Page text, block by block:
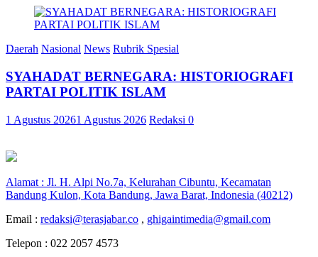
Daerah Nasional News Rubrik Spesial
SYAHADAT BERNEGARA: HISTORIOGRAFI
PARTAI POLITIK ISLAM
1 Agustus 20261 Agustus 2026 Redaksi 0
Alamat : Jl. H. Alpi No.7a, Kelurahan Cibuntu, Kecamatan
Bandung Kulon, Kota Bandung, Jawa Barat, Indonesia (40212)
Email : redaksi@terasjabar.co , ghigaintimedia@gmail.com
Telepon : 022 2057 4573